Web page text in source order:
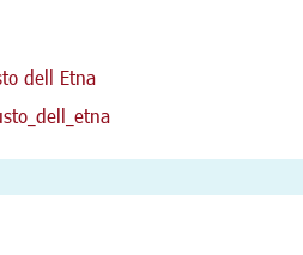
dell Etna